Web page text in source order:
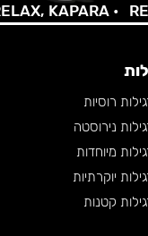
KAPARA •
רוסיות
נירוסטה
מיוחדות
יוקרתיות
קטנות